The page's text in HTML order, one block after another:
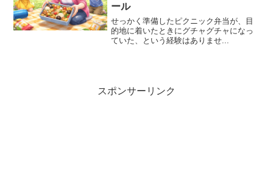
ール
せっかく準備したピクニック弁当が、目
的地に着いたときにグチャグチャになっ
ていた、という経験はありませ...
スポンサーリンク